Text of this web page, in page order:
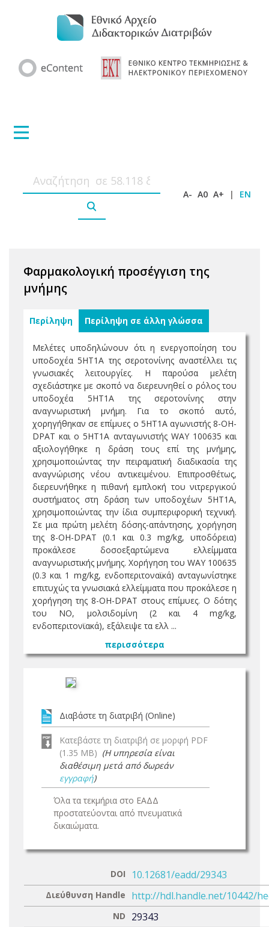
A- A0 A+ | EN
Φαρμακολογική προσέγγιση της
μνήμης
Περίληψη Περίληψη σε άλλη γλώσσα
Μελέτες υποδηλώνουν ότι η ενεργοποίηση του
υποδοχέα 5ΗΤ1Α της σεροτονίνης αναστέλλει τις
γνωσιακές λειτουργίες. Η παρούσα μελέτη
σχεδιάστηκε με σκοπό να διερευνηθεί ο ρόλος του
υποδοχέα 5ΗΤ1Α της σεροτονίνης στην
αναγνωριστική μνήμη. Για το σκοπό αυτό,
χορηγήθηκαν σε επίμυες ο 5ΗΤ1Α αγωνιστής 8-OH-
DPAT και ο 5ΗΤ1Α ανταγωνιστής WAY 100635 και
αξιολογήθηκε η δράση τους επί της μνήμης,
χρησιμοποιώντας την πειραματική διαδικασία της
αναγνώρισης νέου αντικειμένου. Επιπροσθέτως,
διερευνήθηκε η πιθανή εμπλοκή του νιτρεργικού
συστήματος στη δράση των υποδοχέων 5ΗΤ1Α,
χρησιμοποιώντας την ίδια συμπεριφορική τεχνική.
Σε μια πρώτη μελέτη δόσης-απάντησης, χορήγηση
της 8-OH-DPAT (0.1 και 0.3 mg/kg, υποδόρεια)
προκάλεσε δοσοεξαρτώμενα ελλείμματα
αναγνωριστικής μνήμης. Χορήγηση του WAY 100635
(0.3 και 1 mg/kg, ενδοπεριτοναϊκά) ανταγωνίστηκε
επιτυχώς τα γνωσιακά ελλείμματα που προκάλεσε η
χορήγηση της 8-OH-DPAT στους επίμυες. Ο δότης
του ΝΟ, μολσιδομίνη (2 και 4 mg/kg,
ενδοπεριτονϊακά), εξάλειψε τα ελλ ...
περισσότερα
Διαβάστε τη διατριβή (Online)
Κατεβάστε τη διατριβή σε μορφή PDF
(1.35 MB) (Η υπηρεσία είναι
διαθέσιμη μετά από δωρεάν
εγγραφή)
Όλα τα τεκμήρια στο ΕΑΔΔ
προστατεύονται από πνευματικά
δικαιώματα.
DOI 10.12681/eadd/29343
Διεύθυνση Handle http://hdl.handle.net/10442/
ND 29343